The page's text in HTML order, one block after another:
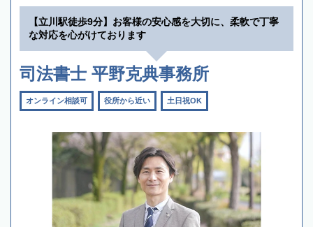
【立川駅徒歩9分】お客様の安心感を大切に、柔軟で丁寧
な対応を心がけております
司法書士 平野克典事務所
オンライン相談可 役所から近い 土日祝OK